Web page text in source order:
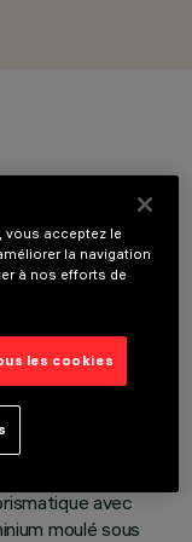
source LED à
avec
moulé sous
vous acceptez le
la navigation
à nos efforts de
les cookies